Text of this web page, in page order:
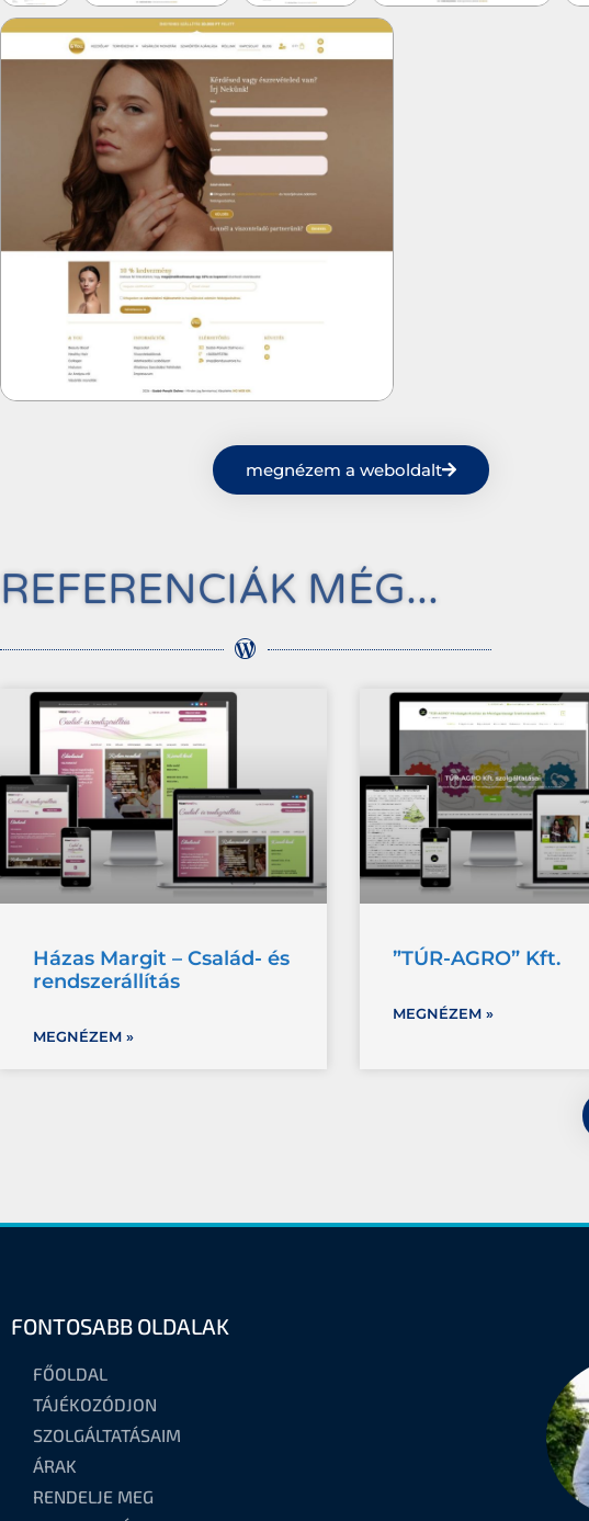
megnézem a weboldalt
REFERENCIÁK MÉG...
Házas Margit – Család- és
rendszerállítás
MEGNÉZEM »
”TÚR-AGRO” Kft.
MEGNÉZEM »
FONTOSABB OLDALAK
FŐOLDAL
TÁJÉKOZÓDJON
SZOLGÁLTATÁSAIM
ÁRAK
RENDELJE MEG